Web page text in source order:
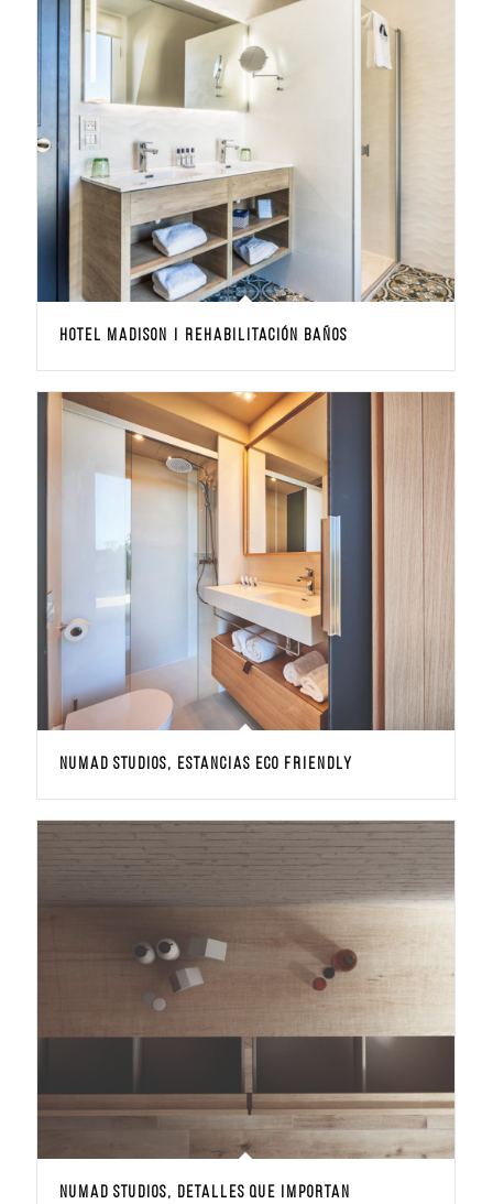
Hotel Madison | Rehabilitación Baños
NUMAD STUDIOS, estancias eco friendly
NUMAD STUDIOS, detalles que importan